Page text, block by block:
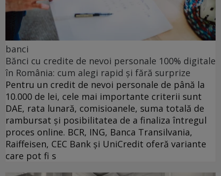
banci
Bănci cu credite de nevoi personale 100% digitale
în România: cum alegi rapid și fără surprize
Pentru un credit de nevoi personale de până la
10.000 de lei, cele mai importante criterii sunt
DAE, rata lunară, comisioanele, suma totală de
rambursat și posibilitatea de a finaliza întregul
proces online. BCR, ING, Banca Transilvania,
Raiffeisen, CEC Bank și UniCredit oferă variante
care pot fi s